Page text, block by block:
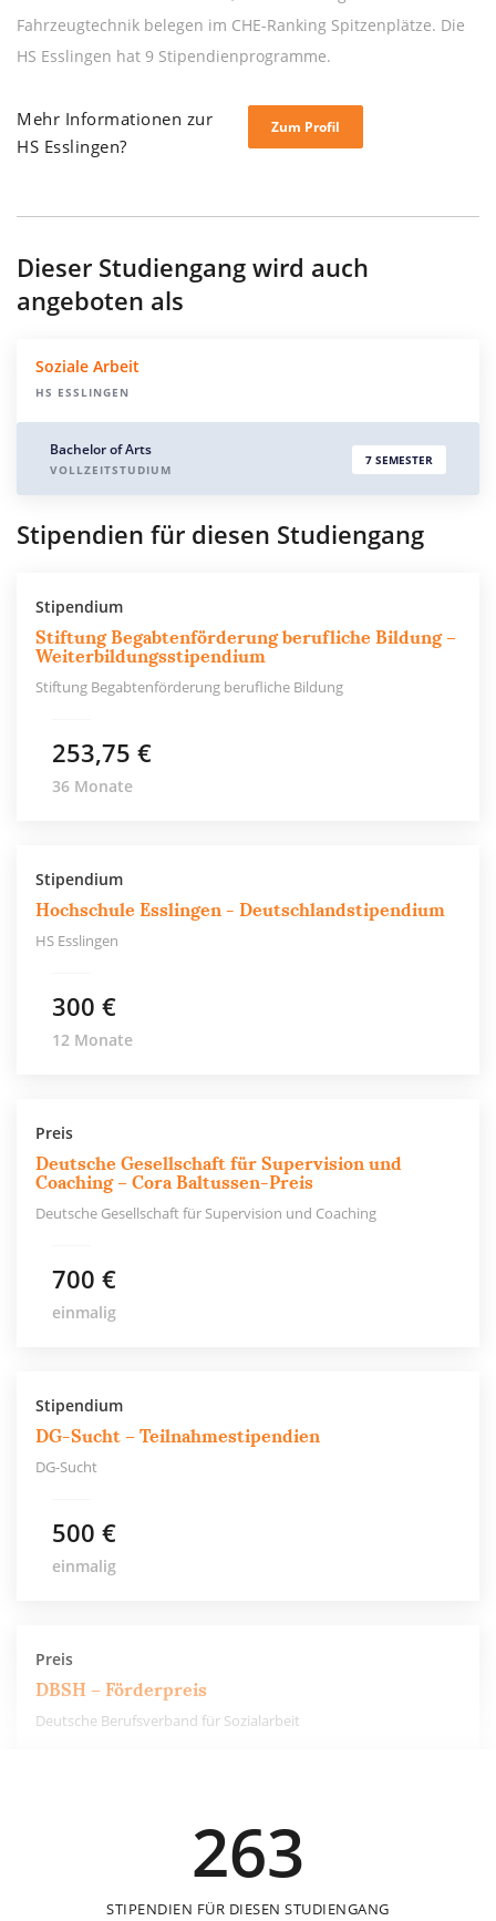
Fahrzeugtechnik belegen im CHE-Ranking Spitzenplätze. Die
HS Esslingen hat 9 Stipendienprogramme.
Mehr Informationen zur
HS Esslingen?
Zum Profil
Dieser Studiengang wird auch
angeboten als
Soziale Arbeit
HS ESSLINGEN
Bachelor of Arts
VOLLZEITSTUDIUM
7 SEMESTER
Stipendien für diesen Studiengang
Stipendium
Stiftung Begabtenförderung berufliche Bildung –
Weiterbildungsstipendium
Stiftung Begabtenförderung berufliche Bildung
253,75 €
36 Monate
Stipendium
Hochschule Esslingen - Deutschlandstipendium
HS Esslingen
300 €
12 Monate
Preis
Deutsche Gesellschaft für Supervision und
Coaching – Cora Baltussen-Preis
Deutsche Gesellschaft für Supervision und Coaching
700 €
einmalig
Stipendium
DG-Sucht – Teilnahmestipendien
DG-Sucht
500 €
einmalig
Preis
DBSH – Förderpreis
Deutsche Berufsverband für Sozialarbeit
263
STIPENDIEN FÜR DIESEN STUDIENGANG